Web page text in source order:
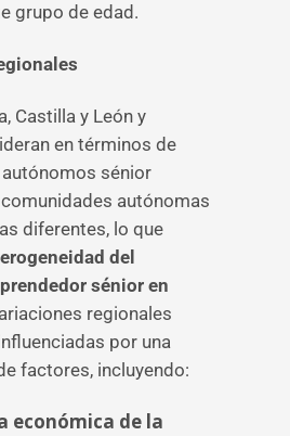
grupo de edad.
Castilla y León y
en términos de
sénior
autónomas
diferentes, lo que
del
sénior en
regionales
por una
factores, incluyendo:
económica de la